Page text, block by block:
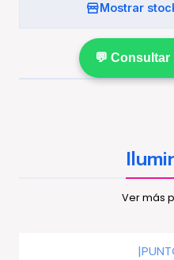
Mostrar
💬
Ver más
|